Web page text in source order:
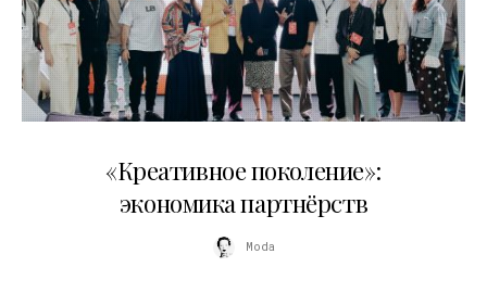
«Креативное поколение»:
экономика партнёрств
Moda